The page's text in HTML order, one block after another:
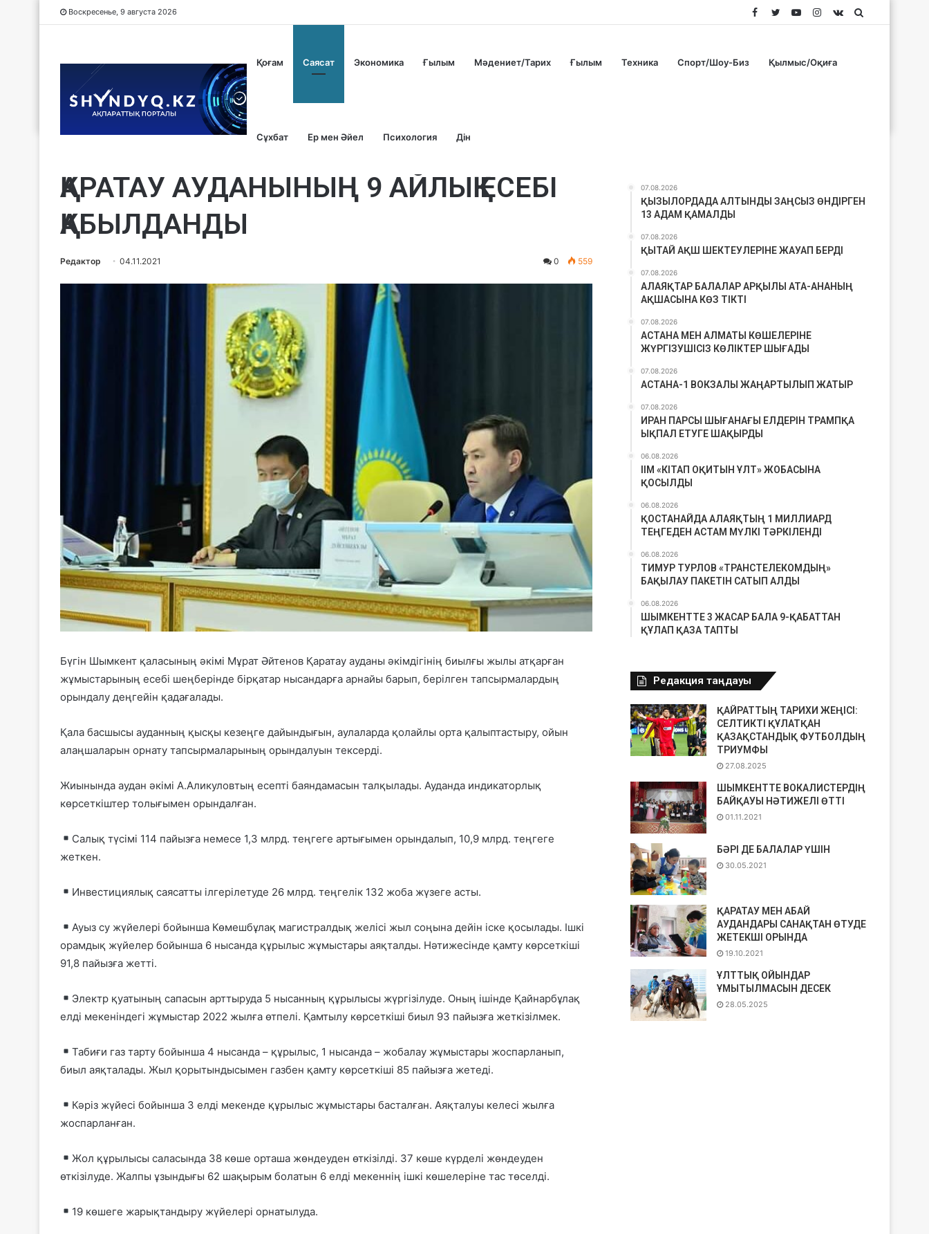
Воскресенье, 9 августа 2026 vk.com
Instagram
YouTube
Twitter
Facebook
Қоғам Саясат Экономика Ғылым Мәдениет/Тарих Ғылым Техника Спорт/Шоу-Биз Қылмыс/Оқиға
Сұхбат Ер мен Әйел Психология Дін
ҚАРАТАУ АУДАНЫНЫҢ 9 АЙЛЫҚ ЕСЕБІ
ҚАБЫЛДАНДЫ
Редактор 04.11.2021 0 559
Бүгін Шымкент қаласының әкімі Мұрат Әйтенов Қаратау ауданы әкімдігінің биылғы жылы атқарған
жұмыстарының есебі шеңберінде бірқатар нысандарға арнайы барып, берілген тапсырмалардың
орындалу деңгейін қадағалады.
Қала басшысы ауданның қысқы кезеңге дайындығын, аулаларда қолайлы орта қалыптастыру, ойын
алаңшаларын орнату тапсырмаларының орындалуын тексерді.
Жиынында аудан әкімі А.Аликуловтың есепті баяндамасын талқылады. Ауданда индикаторлық
көрсеткіштер толығымен орындалған.
Салық түсімі 114 пайызға немесе 1,3 млрд. теңгеге артығымен орындалып, 10,9 млрд. теңгеге
жеткен.
Инвестициялық саясатты ілгерілетуде 26 млрд. теңгелік 132 жоба жүзеге асты.
Ауыз су жүйелері бойынша Көмешбұлақ магистралдық желісі жыл соңына дейін іске қосылады. Ішкі
орамдық жүйелер бойынша 6 нысанда құрылыс жұмыстары аяқталды. Нәтижесінде қамту көрсеткіші
91,8 пайызға жетті.
Электр қуатының сапасын арттыруда 5 нысанның құрылысы жүргізілуде. Оның ішінде Қайнарбұлақ
елді мекеніндегі жұмыстар 2022 жылға өтпелі. Қамтылу көрсеткіші биыл 93 пайызға жеткізілмек.
Табиғи газ тарту бойынша 4 нысанда – құрылыс, 1 нысанда – жобалау жұмыстары жоспарланып,
биыл аяқталады. Жыл қорытындысымен газбен қамту көрсеткіші 85 пайызға жетеді.
Кәріз жүйесі бойынша 3 елді мекенде құрылыс жұмыстары басталған. Аяқталуы келесі жылға
жоспарланған.
Жол құрылысы саласында 38 көше орташа жөндеуден өткізілді. 37 көше күрделі жөндеуден
өткізілуде. Жалпы ұзындығы 62 шақырым болатын 6 елді мекеннің ішкі көшелеріне тас төселді.
19 көшеге жарықтандыру жүйелері орнатылуда.
07.08.2026
ҚЫЗЫЛОРДАДА АЛТЫНДЫ ЗАҢСЫЗ ӨНДІРГЕН
13 АДАМ ҚАМАЛДЫ
07.08.2026
ҚЫТАЙ АҚШ ШЕКТЕУЛЕРІНЕ ЖАУАП БЕРДІ
07.08.2026
АЛАЯҚТАР БАЛАЛАР АРҚЫЛЫ АТА-АНАНЫҢ
АҚШАСЫНА КӨЗ ТІКТІ
07.08.2026
АСТАНА МЕН АЛМАТЫ КӨШЕЛЕРІНЕ
ЖҮРГІЗУШІСІЗ КӨЛІКТЕР ШЫҒАДЫ
07.08.2026
АСТАНА-1 ВОКЗАЛЫ ЖАҢАРТЫЛЫП ЖАТЫР
07.08.2026
ИРАН ПАРСЫ ШЫҒАНАҒЫ ЕЛДЕРІН ТРАМПҚА
ЫҚПАЛ ЕТУГЕ ШАҚЫРДЫ
06.08.2026
ІІМ «КІТАП ОҚИТЫН ҰЛТ» ЖОБАСЫНА
ҚОСЫЛДЫ
06.08.2026
ҚОСТАНАЙДА АЛАЯҚТЫҢ 1 МИЛЛИАРД
ТЕҢГЕДЕН АСТАМ МҮЛКІ ТӘРКІЛЕНДІ
06.08.2026
ТИМУР ТУРЛОВ «ТРАНСТЕЛЕКОМДЫҢ»
БАҚЫЛАУ ПАКЕТІН САТЫП АЛДЫ
06.08.2026
ШЫМКЕНТТЕ 3 ЖАСАР БАЛА 9-ҚАБАТТАН
ҚҰЛАП ҚАЗА ТАПТЫ
Редакция таңдауы
ҚАЙРАТТЫҢ ТАРИХИ ЖЕҢІСІ:
СЕЛТИКТІ ҚҰЛАТҚАН
ҚАЗАҚСТАНДЫҚ ФУТБОЛДЫҢ
ТРИУМФЫ
27.08.2025
ШЫМКЕНТТЕ ВОКАЛИСТЕРДІҢ
БАЙҚАУЫ НӘТИЖЕЛІ ӨТТІ
01.11.2021
БӘРІ ДЕ БАЛАЛАР ҮШІН
30.05.2021
ҚАРАТАУ МЕН АБАЙ
АУДАНДАРЫ САНАҚТАН ӨТУДЕ
ЖЕТЕКШІ ОРЫНДА
19.10.2021
ҰЛТТЫҚ ОЙЫНДАР
ҰМЫТЫЛМАСЫН ДЕСЕК
28.05.2025